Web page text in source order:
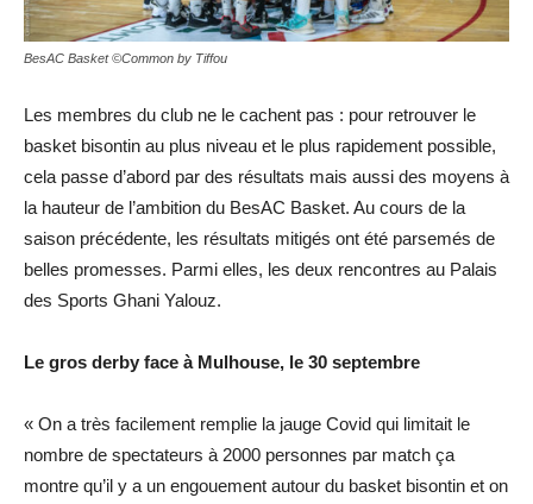
BesAC Basket ©Common by Tiffou
Les membres du club ne le cachent pas : pour retrouver le
basket bisontin au plus niveau et le plus rapidement possible,
cela passe d’abord par des résultats mais aussi des moyens à
la hauteur de l’ambition du BesAC Basket. Au cours de la
saison précédente, les résultats mitigés ont été parsemés de
belles promesses. Parmi elles, les deux rencontres au Palais
des Sports Ghani Yalouz.
Le gros derby face à Mulhouse, le 30 septembre
« On a très facilement remplie la jauge Covid qui limitait le
nombre de spectateurs à 2000 personnes par match ça
montre qu’il y a un engouement autour du basket bisontin et on